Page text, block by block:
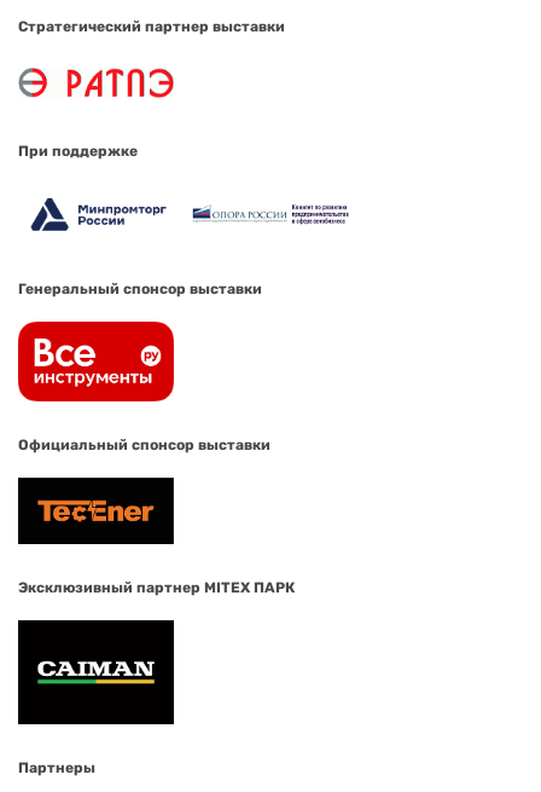
Стратегический партнер выставки
При поддержке
Генеральный спонсор выставки
Официальный спонсор выставки
Эксклюзивный партнер MITEX ПАРК
Партнеры